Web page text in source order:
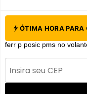
ÓTIMA HORA PARA
ferr p posic pms no